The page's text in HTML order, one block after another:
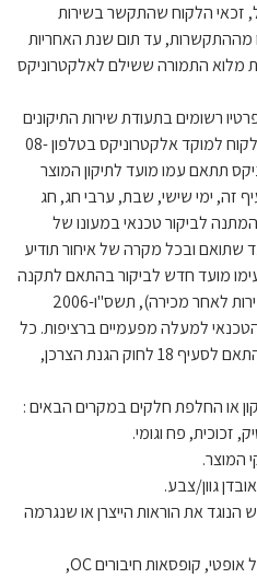
זכאי הלקוח שהתקשר בשירות
מההתקשרות, עד תום שנת האחריות
מלוא התמורה ששילם לאלקטרוניקס
רשומים בתעודת שירות התיקונים
מטעם אלקטרוניקס, יודיע על כך הלקוח למוקד אלקטרוניקס בטלפון 08-
, אלקטרוניקס תתאם עמו מועד לתיקון המוצר
זה, ימי שישי, שבת, ערבי חג, חג
המתנה לביקור טכנאי במעונו של
שתואם ובכל מקרה של איחור תודיע
מועד חדש לביקור בהתאם לתקנה
10 לתקנות הגנת הצרכן (אחריות ושירות לאחר מכירה), תשס"ו-2006
למעלה מפעמיים ברציפות. כל
תיאום מועד לביקור טכנאי יעשה בהתאם לסעיף 18 לחוק הגנת הצרכן,
או החלפת חלקים במקרים הבאים :
את הוראות הייצרן או שנגרמה
ז.5. תקלות באביזרים נלווים (כבל אופטי, קופסאות חיבורים OC,